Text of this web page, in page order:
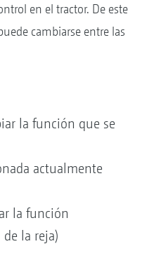
en el tractor. De este
cambiarse entre las
la función que se
actualmente
la función
la reja)